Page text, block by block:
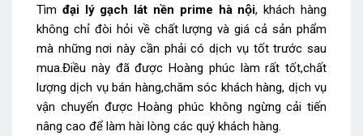
Tìm đại lý gạch lát nền prime hà nội, khách hàng
không chỉ đòi hỏi về chất lượng và giá cả sản phẩm
mà những nơi này cần phải có dịch vụ tốt trước sau
mua.Điều này đã được Hoàng phúc làm rất tốt,chất
lượng dịch vụ bán hàng,chăm sóc khách hàng, dịch vụ
vận chuyển được Hoàng phúc không ngừng cải tiến
nâng cao để làm hài lòng các quý khách hàng.